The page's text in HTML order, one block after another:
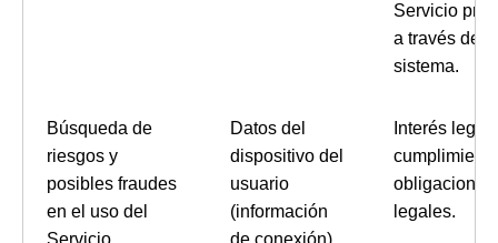
Servicio
a través del
sistema.
Búsqueda de
riesgos y
posibles fraudes
en el uso del
Datos del
dispositivo del
usuario
(información
Interés
obligaciones
legales.